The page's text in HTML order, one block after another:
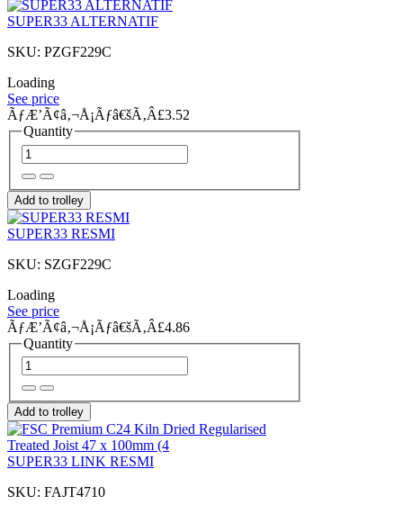
SUPER33 ALTERNATIF
SKU: PZGF229C
Loading
See price
ÃƒÆ’Ã¢â‚¬Å¡Ãƒâ€šÃ‚Â£3.52
Quantity
Add to trolley
SUPER33 RESMI
SKU: SZGF229C
Loading
See price
ÃƒÆ’Ã¢â‚¬Å¡Ãƒâ€šÃ‚Â£4.86
Quantity
Add to trolley
SUPER33 LINK RESMI
SKU: FAJT4710